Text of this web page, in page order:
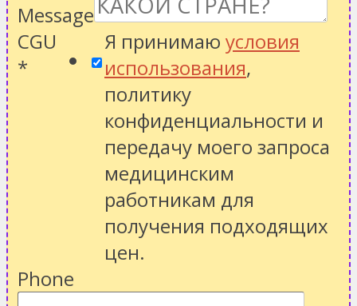
Message
CGU
*
Я принимаю условия
использования,
политику
конфиденциальности и
передачу моего запроса
медицинским
работникам для
получения подходящих
цен.
Phone